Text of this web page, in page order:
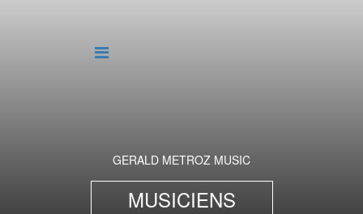
GERALD METROZ MUSIC
MUSICIENS